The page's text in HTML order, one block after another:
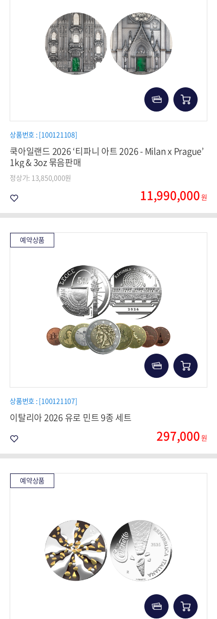
상품번호 : [100121108]
쿡아일랜드 2026 ‘티파니 아트 2026 - Milan x Prague’
1kg & 3oz 묶음판매
정상가: 13,850,000원
11,990,000원
예약상품
상품번호 : [100121107]
이탈리아 2026 유로 민트 9종 세트
297,000원
예약상품